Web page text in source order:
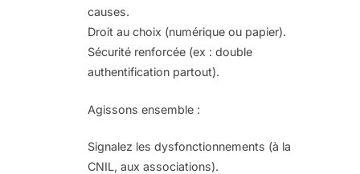
causes.
Droit au choix (numérique ou papier).
Sécurité renforcée (ex : double
authentification partout).
Agissons ensemble :
Signalez les dysfonctionnements (à la
CNIL, aux associations).